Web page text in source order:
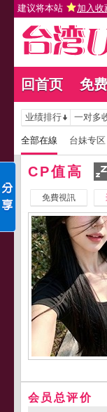
建议将本站 加入收
回首页 免
业绩排行 一对多
全部在線 台妹专区
CP值高
免費視訊
会员总评价